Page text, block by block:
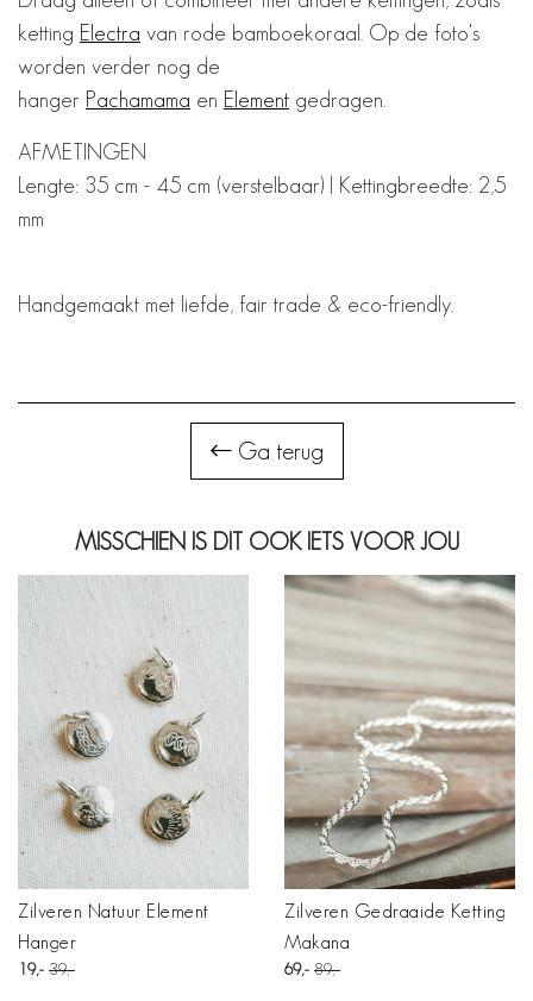
ketting Electra van rode bamboekoraal. Op de foto's
worden verder nog de
hanger Pachamama en Element gedragen.
AFMETINGEN
Lengte: 35 cm - 45 cm (verstelbaar) | Kettingbreedte: 2,5
mm
Handgemaakt met liefde, fair trade & eco-friendly.
Ga terug
MISSCHIEN IS DIT OOK IETS VOOR JOU
Zilveren Natuur Element
Hanger
19 39
Zilveren Gedraaide Ketting
Makana
69 89